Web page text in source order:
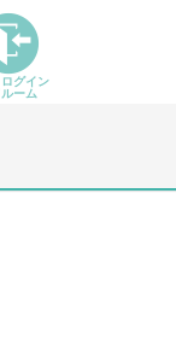
グイン
ーム